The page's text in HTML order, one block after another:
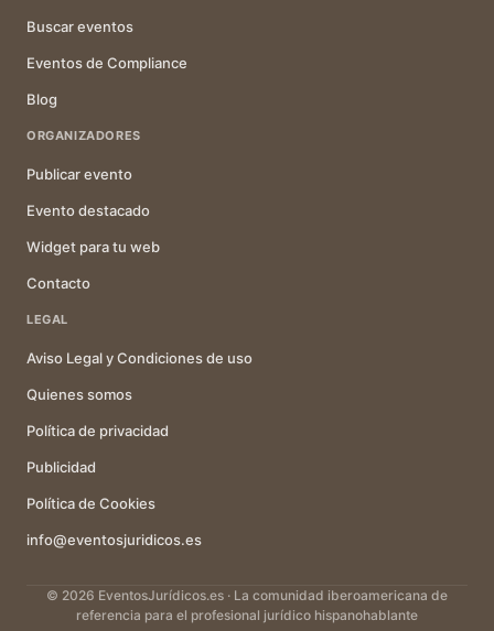
Buscar eventos
Eventos de Compliance
Blog
ORGANIZADORES
Publicar evento
Evento destacado
Widget para tu web
Contacto
LEGAL
Aviso Legal y Condiciones de uso
Quienes somos
Política de privacidad
Publicidad
Política de Cookies
info@eventosjuridicos.es
© 2026 EventosJurídicos.es · La comunidad iberoamericana de
referencia para el profesional jurídico hispanohablante